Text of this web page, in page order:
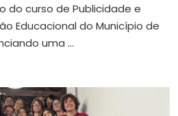
do curso de Publicidade e
Educacional do Município de
uma ...